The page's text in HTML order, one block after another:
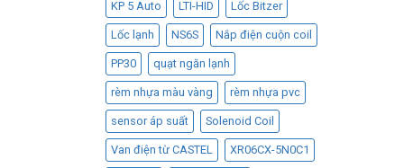
KP 5 Auto LTI-HID Lốc Bitzer
Lốc lạnh NS6S Nắp điện cuộn coil
PP30 quạt ngăn lạnh
rèm nhựa màu vàng rèm nhựa pvc
sensor áp suất Solenoid Coil
Van điện từ CASTEL XR06CX-5N0C1